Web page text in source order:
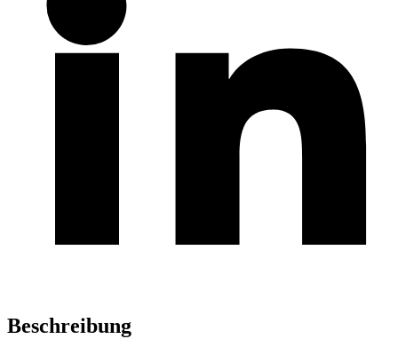
Beschreibung